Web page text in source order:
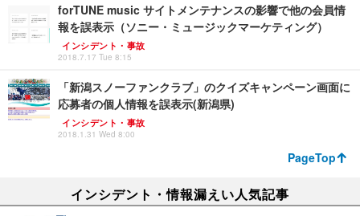
forTUNE music サイトメンテナンスの影響で他の会員情
報を誤表示（ソニー・ミュージックマーケティング）
インシデント・事故
2018.7.17 Tue 8:15
「新潟スノーファンクラブ」のクイズキャンペーン画面に
応募者の個人情報を誤表示(新潟県)
インシデント・事故
2018.1.31 Wed 8:00
PageTop
インシデント・情報漏えい人気記事